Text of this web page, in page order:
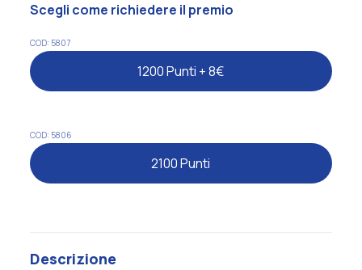
Scegli come richiedere il premio
COD: 5807
1200 Punti + 8€
COD: 5806
2100 Punti
Descrizione